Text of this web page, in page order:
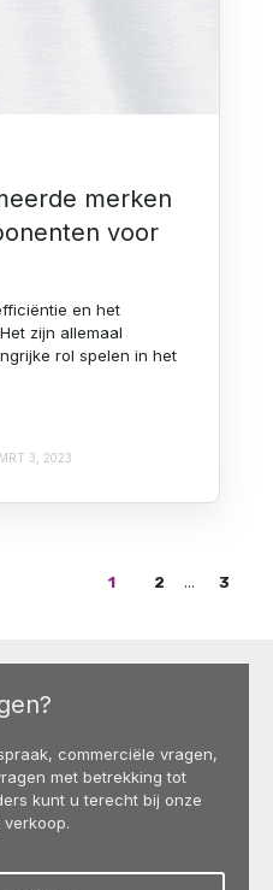
merken
voor
en het
zijn allemaal
rol spelen in het
MRT 3, 2023
1 2 ... 3
commerciële vragen,
met betrekking tot
kunt u terecht bij onze